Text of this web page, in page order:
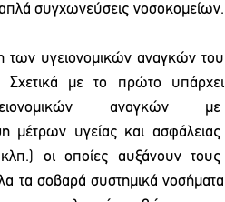
συγχωνεύσεις νοσοκομείων.
των υγειονομικών αναγκών του
με  το  πρώτο  υπάρχει
αναγκών με
μέτρων  υγείας  και  ασφάλειας
οι  οποίες  αυξάνουν  τους
τα σοβαρά συστημικά νοσήματα